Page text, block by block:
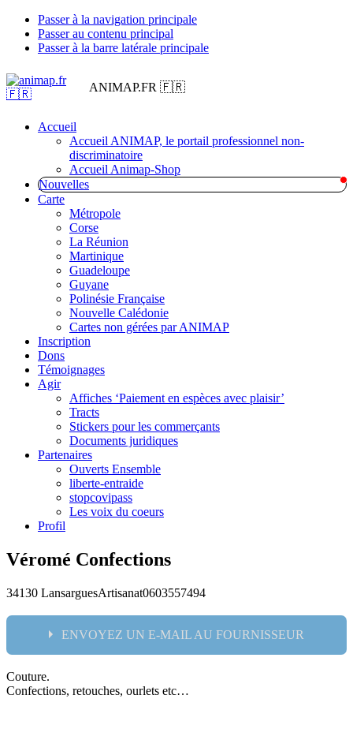
Passer à la navigation principale
Passer au contenu principal
Passer à la barre latérale principale
ANIMAP.FR 🇫🇷
Accueil
Accueil ANIMAP, le portail professionnel non-
discriminatoire
Accueil Animap-Shop
Nouvelles
Carte
Métropole
Corse
La Réunion
Martinique
Guadeloupe
Guyane
Polinésie Française
Nouvelle Calédonie
Cartes non gérées par ANIMAP
Inscription
Dons
Témoignages
Agir
Affiches ‘Paiement en espèces avec plaisir’
Tracts
Stickers pour les commerçants
Documents juridiques
Partenaires
Ouverts Ensemble
liberte-entraide
stopcovipass
Les voix du coeurs
Profil
Véromé Confections
34130 LansarguesArtisanat0603557494
ENVOYEZ UN E-MAIL AU FOURNISSEUR
Nom:
Couture.
Confections, retouches, ourlets etc…